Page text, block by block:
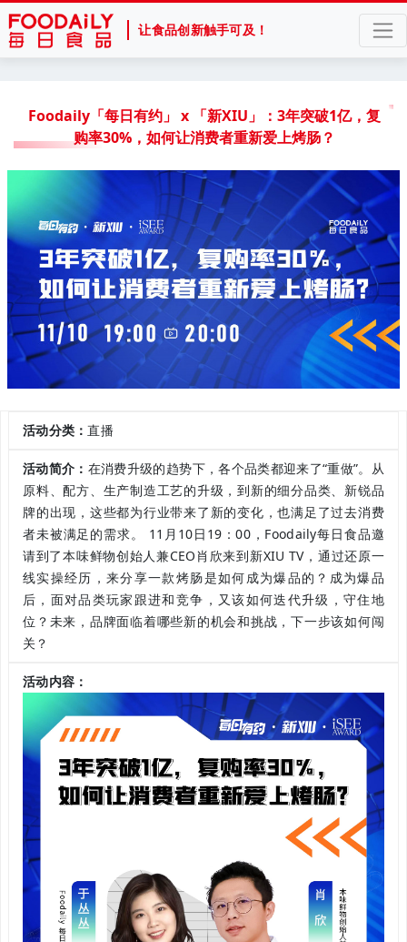
让食品创新触手可及！
Foodaily「每日有约」 x 「新XIU」：3年突破1亿，复
购率30%，如何让消费者重新爱上烤肠？
活动分类：直播
活动简介： 在消费升级的趋势下，各个品类都迎来了“重做”。从
原料、配方、生产制造工艺的升级，到新的细分品类、新锐品
牌的出现，这些都为行业带来了新的变化，也满足了过去消费
者未被满足的需求。 11月10日19：00，Foodaily每日食品邀
请到了本味鲜物创始人兼CEO肖欣来到新XIU TV，通过还原一
线实操经历，来分享一款烤肠是如何成为爆品的？成为爆品
后，面对品类玩家跟进和竞争，又该如何迭代升级，守住地
位？未来，品牌面临着哪些新的机会和挑战，下一步该如何闯
关？
活动内容：